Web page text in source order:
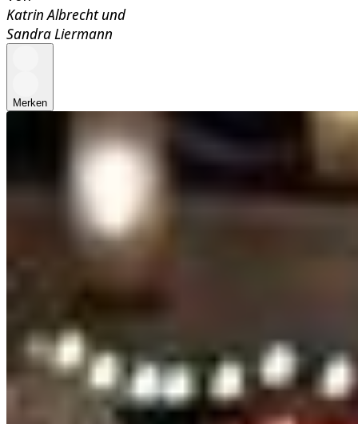
Katrin Albrechtund
Sandra Liermann
Merken